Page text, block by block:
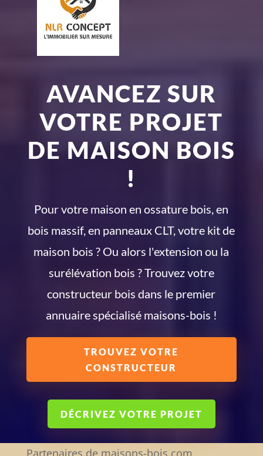
AVANCEZ SUR
VOTRE PROJET
DE MAISON BOIS
!
Pour votre maison en ossature bois, en
bois massif, en panneaux CLT, votre kit de
maison bois ? Ou alors l'extension ou la
surélévation bois ? Trouvez votre
constructeur bois dans le premier
annuaire spécialisé maisons-bois !
TROUVEZ VOTRE
CONSTRUCTEUR
DÉCRIVEZ VOTRE PROJET
Partenaires de maisons-bois.com